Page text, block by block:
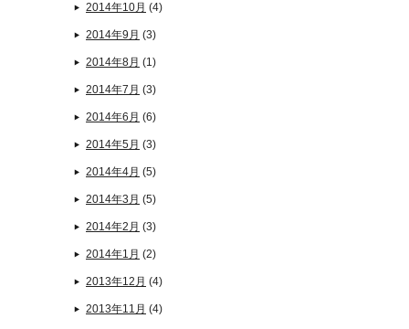
2014年10月 (4)
2014年9月 (3)
2014年8月 (1)
2014年7月 (3)
2014年6月 (6)
2014年5月 (3)
2014年4月 (5)
2014年3月 (5)
2014年2月 (3)
2014年1月 (2)
2013年12月 (4)
2013年11月 (4)